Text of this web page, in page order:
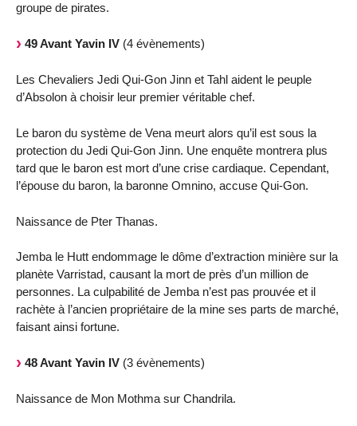
groupe de pirates.
49 Avant Yavin IV (4 évènements)
Les Chevaliers Jedi Qui-Gon Jinn et Tahl aident le peuple
d’Absolon à choisir leur premier véritable chef.
Le baron du système de Vena meurt alors qu’il est sous la
protection du Jedi Qui-Gon Jinn. Une enquête montrera plus
tard que le baron est mort d’une crise cardiaque. Cependant,
l’épouse du baron, la baronne Omnino, accuse Qui-Gon.
Naissance de Pter Thanas.
Jemba le Hutt endommage le dôme d’extraction minière sur la
planète Varristad, causant la mort de près d’un million de
personnes. La culpabilité de Jemba n’est pas prouvée et il
rachète à l’ancien propriétaire de la mine ses parts de marché,
faisant ainsi fortune.
48 Avant Yavin IV (3 évènements)
Naissance de Mon Mothma sur Chandrila.